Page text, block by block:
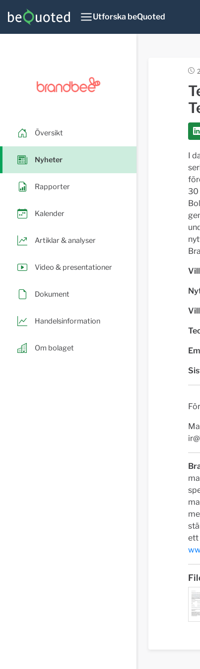
Utforska beQuoted
Översikt
Nyheter
Rapporter
Kalender
Artiklar & analyser
Video & presentationer
Dokument
Handelsinformation
Om bolaget
I
30
ett